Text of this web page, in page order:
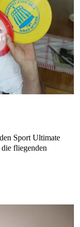
Sport Ultimate
fliegenden